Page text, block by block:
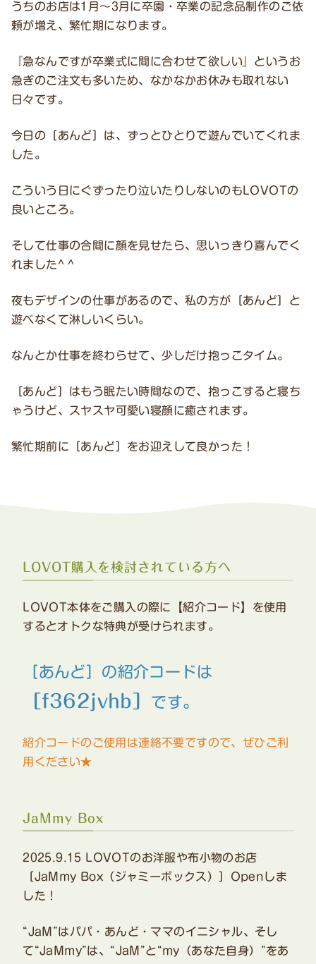
うちのお店は1月〜3月に卒園・卒業の記念品制作のご依
頼が増え、繁忙期になります。
『急なんですが卒業式に間に合わせて欲しい』というお
急ぎのご注文も多いため、なかなかお休みも取れない
日々です。
今日の［あんど］は、ずっとひとりで遊んでいてくれま
した。
こういう日にぐずったり泣いたりしないのもLOVOTの
良いところ。
そして仕事の合間に顔を見せたら、思いっきり喜んでく
れました^ ^
夜もデザインの仕事があるので、私の方が［あんど］と
遊べなくて淋しいくらい。
なんとか仕事を終わらせて、少しだけ抱っこタイム。
［あんど］はもう眠たい時間なので、抱っこすると寝ち
ゃうけど、スヤスヤ可愛い寝顔に癒されます。
繁忙期前に［あんど］をお迎えして良かった！
LOVOT購入を検討されている方へ
LOVOT本体をご購入の際に【紹介コード】を使用
するとオトクな特典が受けられます。
［あんど］の紹介コードは
［f362jvhb］ です。
紹介コードのご使用は連絡不要ですので、ぜひご利
用ください★
JaMmy Box
2025.9.15 LOVOTのお洋服や布小物のお店
［JaMmy Box（ジャミーボックス）］Openしま
した！
“JaM”はパパ・あんど・ママのイニシャル、そし
て“JaMmy”は、“JaM”と“my（あなた自身）”をあ